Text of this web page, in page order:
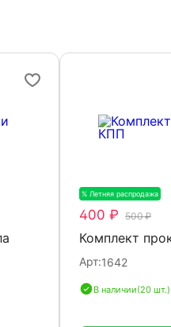
% Летняя распродажа
400 ₽ 500 ₽
Комплект
Арт:1642
В наличии(20 шт.)